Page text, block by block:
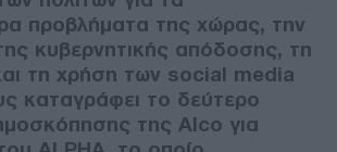
προβλήματα της χώρας, την
κυβερνητικής απόδοσης, τη
τη χρήση των social media
καταγράφει το δεύτερο
της Alco για